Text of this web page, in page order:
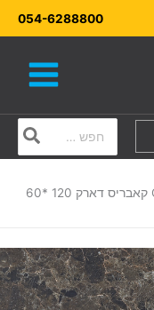
054-6288800
for:
אריח ריצוף פורצלן ספרדי משוייש CAPRICE קאבריס דארק 120 *60